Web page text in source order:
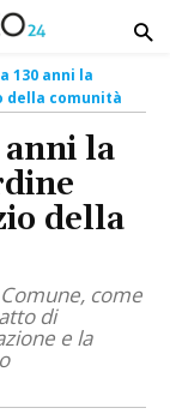
130 anni la
della comunità
la
della
come
di
e la